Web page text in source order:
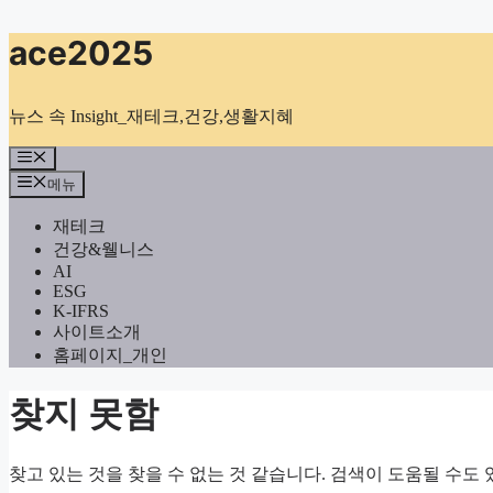
컨
텐
로
너
뛰
기
ace2025
뉴스 속 Insight_재테크,건강,생활지혜
메
뉴
메뉴
재테크
건강&웰니스
AI
ESG
K-IFRS
사이트소개
홈페이지_개인
찾지 못함
찾고 있는 것을 찾을 수 없는 것 같습니다. 검색이 도움될 수도